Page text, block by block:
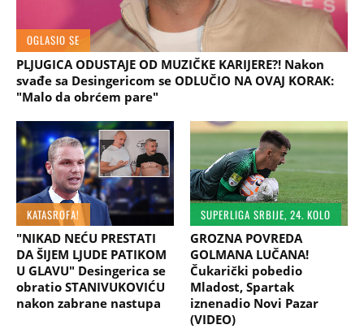
OGLASIO SE
PLJUGICA ODUSTAJE OD MUZIČKE KARIJERE?! Nakon
svađe sa Desingericom se ODLUČIO NA OVAJ KORAK:
"Malo da obrćem pare"
KATASROFA!
"NIKAD NEĆU PRESTATI
DA ŠIJEM LJUDE PATIKOM
U GLAVU" Desingerica se
obratio STANIVUKOVIĆU
nakon zabrane nastupa
SUPERLIGA SRBIJE, 24. KOLO
GROZNA POVREDA
GOLMANA LUČANA!
Čukarički pobedio
Mladost, Spartak
iznenadio Novi Pazar
(VIDEO)